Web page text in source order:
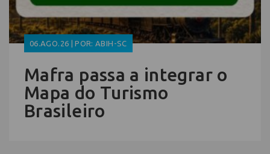
06.AGO.26 | POR: ABIH-SC
Mafra passa a integrar o
Mapa do Turismo
Brasileiro